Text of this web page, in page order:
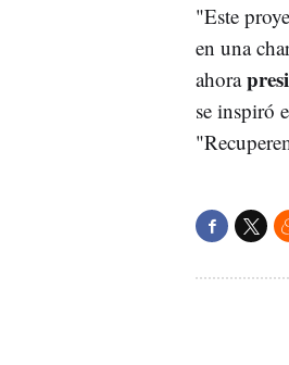
"Este
en una
ahora
se inspiró